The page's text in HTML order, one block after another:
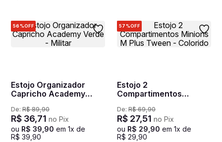
56%OFF
Estojo Organizador
Capricho Academy
De: R$ 89,90
R$ 36,71 no Pix
ou R$ 39,90 em 1x de
R$ 39,90
57%OFF
Estojo 2
Compartimentos
Colorido
De: R$ 69,90
R$ 27,51 no Pix
ou R$ 29,90 em 1x de
R$ 29,90